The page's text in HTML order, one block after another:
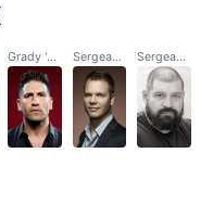
бои
на чьем
Grady 'Coon-Ass' Travis Sergeant Binkowski Sergeant Davis